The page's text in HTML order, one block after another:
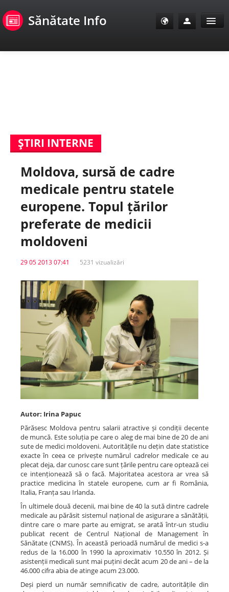
Sănătate Info
E-Sănătate Pacienți
E-Sănătate Medici
E-Sănătate Instituții
Tuberculoza Info
Centrul PAS
Școala E-Sănătate
SanoTeca
ŞTIRI INTERNE
Moldova, sursă de cadre
medicale pentru statele
europene. Topul țărilor
preferate de medicii
moldoveni
29 05 2013 07:41 5231 vizualizări
Autor: Irina Papuc
Părăsesc Moldova pentru salarii atractive și condiții decente
de muncă. Este soluția pe care o aleg de mai bine de 20 de ani
sute de medici moldoveni. Autoritățile nu dețin date statistice
exacte în ceea ce privește numărul cadrelor medicale ce au
plecat deja, dar cunosc care sunt țările pentru care optează cei
ce intenționează să o facă. Majoritatea acestora ar vrea să
practice medicina în statele europene, cum ar fi România,
Italia, Franța sau Irlanda.
În ultimele două decenii, mai bine de 40 la sută dintre cadrele
medicale au părăsit sistemul național de asigurare a sănătății,
dintre care o mare parte au emigrat, se arată într-un studiu
publicat recent de Centrul Național de Management în
Sănătate (CNMS). În această perioadă numărul de medici s-a
redus de la 16.000 în 1990 la aproximativ 10.550 în 2012. Și
asistenții medicali sunt mai puțini decât acum 20 de ani – de la
46.000 cifra abia de atinge acum 23.000.
Deși pierd un număr semnificativ de cadre, autoritățile din